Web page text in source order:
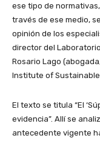
ese tipo de normativas,
través de ese medio,
opinión de los
director del
Rosario Lago
Institute of Sustainable
El texto se titula “El
evidencia”. Allí se
antecedente vigente